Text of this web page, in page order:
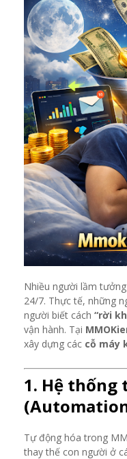
Nhiều người lầm
24/7. Thực tế, những
người biết cách “rời
vận hành. Tại
xây dựng các cỗ máy
1. Hệ thống
Tự động hóa trong
thay thế con người ở